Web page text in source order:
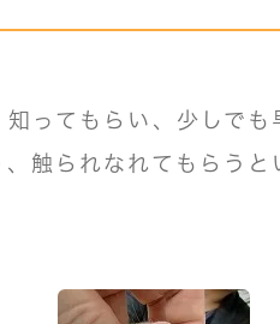
ってもらい、少しでも
触られなれてもらう